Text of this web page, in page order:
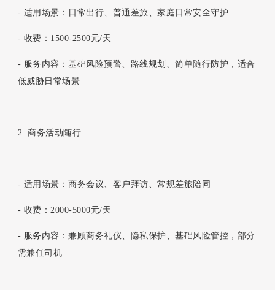
- 适用场景：日常出行、普通差旅、家庭日常安全守护
- 收费：1500-2500元/天
- 服务内容：基础风险预警、路线规划、简单随行防护，适合
低威胁日常场景
2. 商务活动随行
- 适用场景：商务会议、客户拜访、常规差旅陪同
- 收费：2000-5000元/天
- 服务内容：兼顾商务礼仪、隐私保护、基础风险管控，部分
需兼任司机